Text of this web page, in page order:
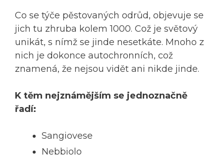
Co se týče pěstovaných odrůd, objevuje se
jich tu zhruba kolem 1000. Což je světový
unikát, s nímž se jinde nesetkáte. Mnoho z
nich je dokonce autochronních, což
znamená, že nejsou vidět ani nikde jinde.
K těm nejznámějším se jednoznačně
řadí:
Sangiovese
Nebbiolo